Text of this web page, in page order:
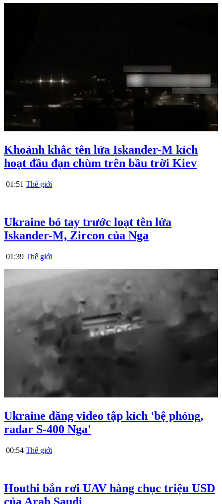
Khoảnh khắc tên lửa Iskander-M kích
hoạt đầu đạn chùm trên bầu trời Kiev
01:51 Thế giới
Ukraine bó tay trước loạt tên lửa
Iskander-M, Zircon của Nga
01:39 Thế giới
Ukraine đăng video tập kích 'bệ phóng,
radar S-400 Nga'
00:54 Thế giới
Houthi bắn rơi UAV hàng chục triệu USD
của Arab Saudi